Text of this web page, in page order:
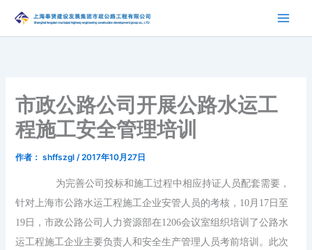
内
市政公路公司开展公路水运工
程施工安全管理培训
作者： shffszgl/2017年10月27日
为完善公司投标和施工过程中相应持证人员配套需要，
针对上海市公路水运工程施工企业安管人员的考核， 10 月 17日至
19日，市政公路公司人力资源部在1206会议室组织培训了公路水
运工程施工企业主要负责人和安全生产管理人员考前培训。此次